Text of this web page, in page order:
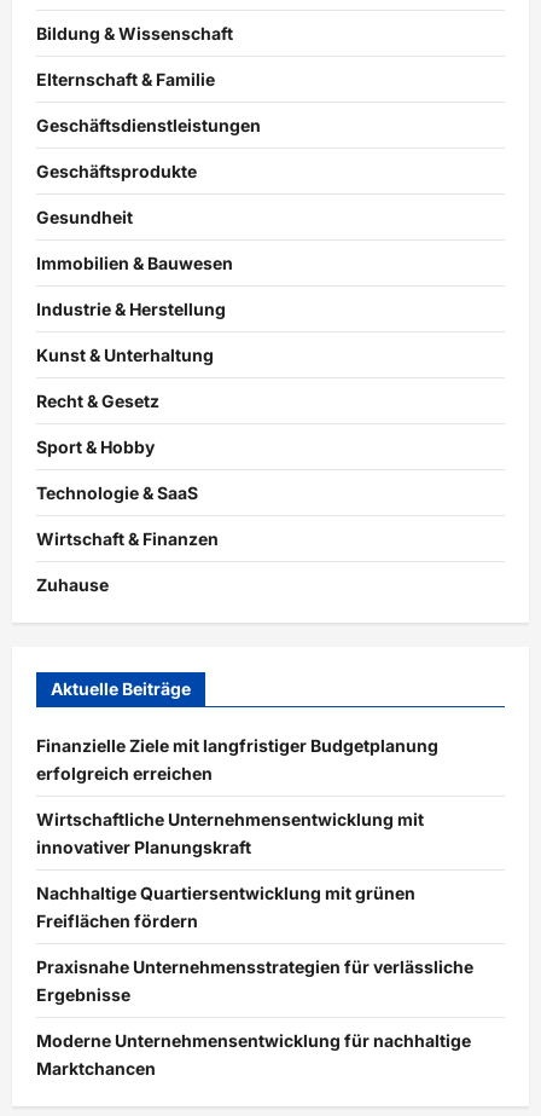
Bildung & Wissenschaft
Elternschaft & Familie
Geschäftsdienstleistungen
Geschäftsprodukte
Gesundheit
Immobilien & Bauwesen
Industrie & Herstellung
Kunst & Unterhaltung
Recht & Gesetz
Sport & Hobby
Technologie & SaaS
Wirtschaft & Finanzen
Zuhause
Aktuelle Beiträge
Finanzielle Ziele mit langfristiger Budgetplanung
erfolgreich erreichen
Wirtschaftliche Unternehmensentwicklung mit
innovativer Planungskraft
Nachhaltige Quartiersentwicklung mit grünen
Freiflächen fördern
Praxisnahe Unternehmensstrategien für verlässliche
Ergebnisse
Moderne Unternehmensentwicklung für nachhaltige
Marktchancen